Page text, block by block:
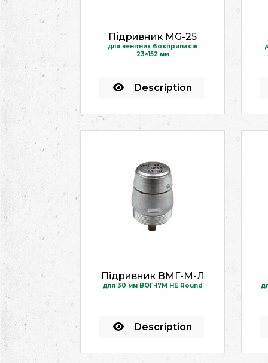
Підривник MG-25
для зенітних боєприпасів
23×152 мм
Description
Підривник ВМГ-М-Л
для 30 мм ВОГ-17М HE Round
Description